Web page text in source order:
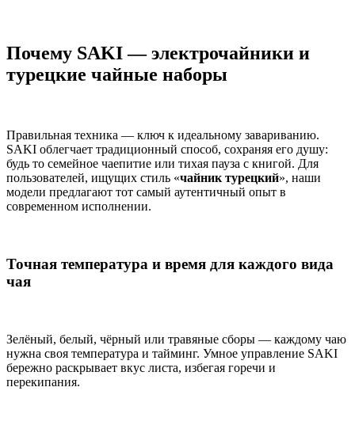
Почему SAKI — электрочайники и
турецкие чайные наборы
Правильная техника — ключ к идеальному завариванию.
SAKI облегчает традиционный способ, сохраняя его душу:
будь то семейное чаепитие или тихая пауза с книгой. Для
пользователей, ищущих стиль «чайник турецкий», наши
модели предлагают тот самый аутентичный опыт в
современном исполнении.
Точная температура и время для каждого вида
чая
Зелёный, белый, чёрный или травяные сборы — каждому чаю
нужна своя температура и тайминг. Умное управление SAKI
бережно раскрывает вкус листа, избегая горечи и
перекипания.